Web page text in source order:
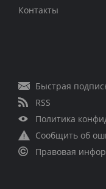
Контакты
Быстрая
RSS
Политика
Сообщить об
Правовая